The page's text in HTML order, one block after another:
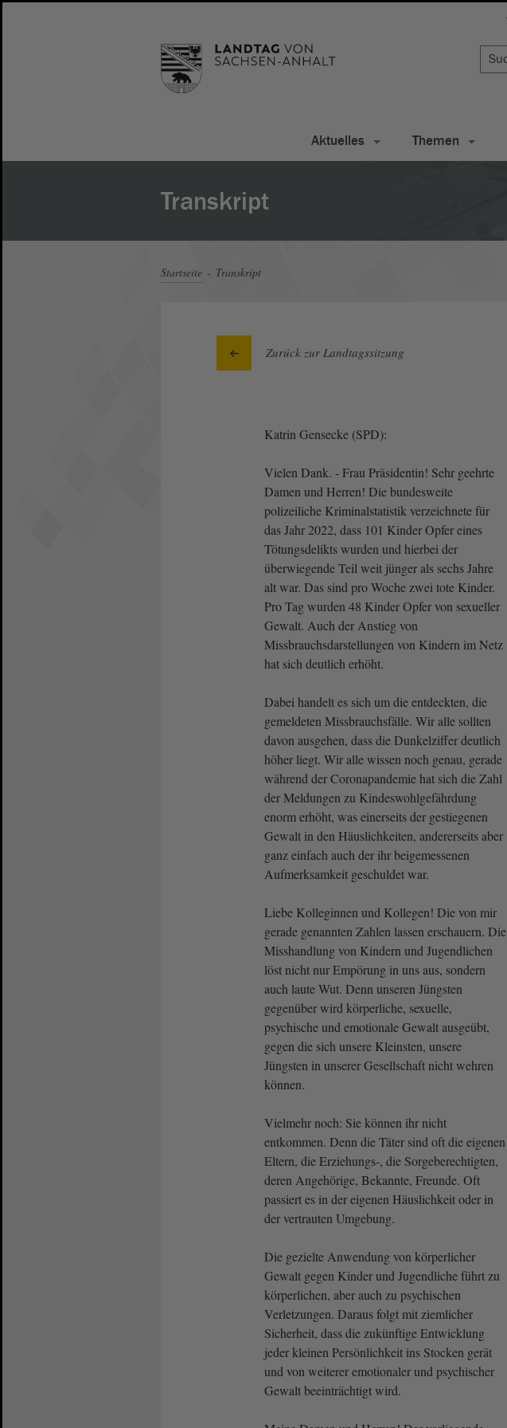
Aktuelles Themen
Transkript
Startseite Transkript
Zurück zur Landtagssitzung
Katrin Gensecke (SPD):
Vielen Dank. - Frau Präsidentin! Sehr geehrte
Damen und Herren! Die bundesweite
polizeiliche Kriminalstatistik verzeichnete für
das Jahr 2022, dass 101 Kinder Opfer eines
Tötungsdelikts wurden und hierbei der
überwiegende Teil weit jünger als sechs Jahre
alt war. Das sind pro Woche zwei tote Kinder.
Pro Tag wurden 48 Kinder Opfer von sexueller
Gewalt. Auch der Anstieg von
Missbrauchsdarstellungen von Kindern im Netz
hat sich deutlich erhöht.
Dabei handelt es sich um die entdeckten, die
gemeldeten Missbrauchsfälle. Wir alle sollten
davon ausgehen, dass die Dunkelziffer deutlich
höher liegt. Wir alle wissen noch genau, gerade
während der Coronapandemie hat sich die Zahl
der Meldungen zu Kindeswohlgefährdung
enorm erhöht, was einerseits der gestiegenen
Gewalt in den Häuslichkeiten, andererseits aber
ganz einfach auch der ihr beigemessenen
Aufmerksamkeit geschuldet war.
Liebe Kolleginnen und Kollegen! Die von mir
gerade genannten Zahlen lassen erschauern. Die
Misshandlung von Kindern und Jugendlichen
löst nicht nur Empörung in uns aus, sondern
auch laute Wut. Denn unseren Jüngsten
gegenüber wird körperliche, sexuelle,
psychische und emotionale Gewalt ausgeübt,
gegen die sich unsere Kleinsten, unsere
Jüngsten in unserer Gesellschaft nicht wehren
können.
Vielmehr noch: Sie können ihr nicht
entkommen. Denn die Täter sind oft die eigenen
Eltern, die Erziehungs-, die Sorgeberechtigten,
deren Angehörige, Bekannte, Freunde. Oft
passiert es in der eigenen Häuslichkeit oder in
der vertrauten Umgebung.
Die gezielte Anwendung von körperlicher
Gewalt gegen Kinder und Jugendliche führt zu
körperlichen, aber auch zu psychischen
Verletzungen. Daraus folgt mit ziemlicher
Sicherheit, dass die zukünftige Entwicklung
jeder kleinen Persönlichkeit ins Stocken gerät
und von weiterer emotionaler und psychischer
Gewalt beeinträchtigt wird.